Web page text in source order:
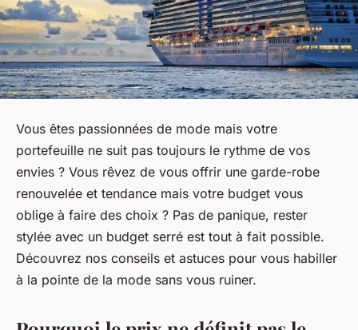
Vous êtes passionnées de mode mais votre
portefeuille ne suit pas toujours le rythme de vos
envies ? Vous rêvez de vous offrir une garde-robe
renouvelée et tendance mais votre budget vous
oblige à faire des choix ? Pas de panique, rester
stylée avec un budget serré est tout à fait possible.
Découvrez nos conseils et astuces pour vous habiller
à la pointe de la mode sans vous ruiner.